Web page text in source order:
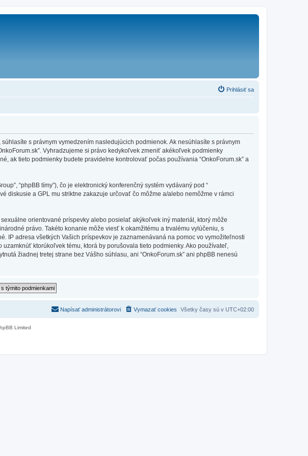
Prihlásiť sa
súhlasíte s právnym vymedzením nasledujúcich podmienok. Ak nesúhlasíte s právnym
Vyhradzujeme si právo kedykoľvek zmeniť akékoľvek podmienky
ak tieto podmienky budete pravidelne kontrolovať počas používania “OnkoForum.sk” a
“phpBB tímy”), čo je elektronický konferenčný systém vydávaný pod “
diskusie a GPL mu striktne zakazuje určovať čo môžme a/alebo nemôžme v rámci
orientované príspevky alebo posielať akýkoľvek iný materiál, ktorý môže
právo. Takéto konanie môže viesť k okamžitému a trvalému vylúčeniu, s
adresa všetkých Vašich príspevkov je zaznamenávaná na pomoc vo vymožiteľnosti
ktorúkoľvek tému, ktorá by porušovala tieto podmienky. Ako používateľ,
žiadnej tretej strane bez Vášho súhlasu, ani “OnkoForum.sk” ani phpBB nenesú
Všetky časy sú v UTC+02:00
Vymazať cookies
Napísať administrátorovi
Limited